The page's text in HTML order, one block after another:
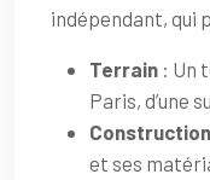
indépendant, qui
Terrain : Un
Paris, d’une
Construction
et ses